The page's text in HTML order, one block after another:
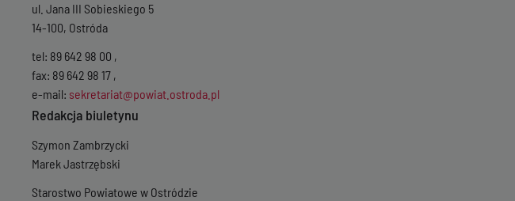
ul. Jana III Sobieskiego 5
14-100, Ostróda
tel: 89 642 98 00 ,
fax: 89 642 98 17 ,
e-mail: sekretariat@powiat.ostroda.pl
Redakcja biuletynu
Szymon Zambrzycki
Marek Jastrzębski
Starostwo Powiatowe w Ostródzie